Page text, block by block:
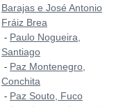
Barajas e José Antonio
Fráiz Brea
- Paulo Nogueira,
Santiago
- Paz Montenegro,
Conchita
- Paz Souto, Fuco